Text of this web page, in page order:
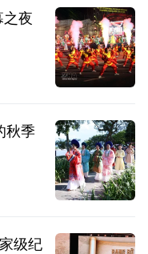
夜
秋季
级纪